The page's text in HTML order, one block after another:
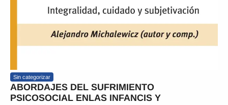
Sin categorizar
ABORDAJES DEL SUFRIMIENTO
PSICOSOCIAL ENLAS INFANCIS Y